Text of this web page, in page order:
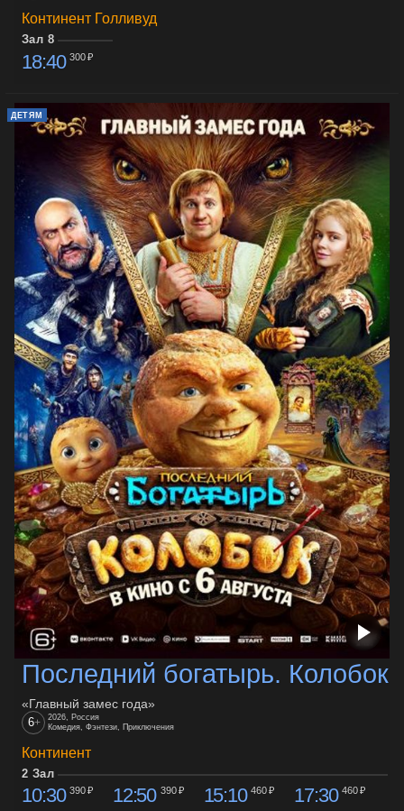
Континент Голливуд
Зал 8
18:40 300 ₽
ДЕТЯМ
Последний богатырь. Колобок
«Главный замес года»
6+
2026, Россия
Комедия, Фэнтези, Приключения
Континент
2 Зал
10:30 390 ₽ 12:50 390 ₽ 15:10 460 ₽ 17:30 460 ₽